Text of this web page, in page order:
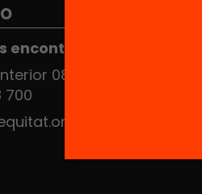
encontrar en el HUB Social
08010 Barcelona
700